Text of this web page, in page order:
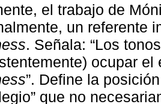
el trabajo de
un referente
. Señala: “Los
ocupar
”. Define la
que no